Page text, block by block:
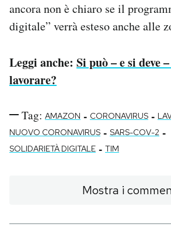
ancora non è chiaro se il
digitale” verrà esteso anche alle
Leggi anche: Si può – e si deve
lavorare?
Tag: AMAZON - CORONAVIRUS -
NUOVO CORONAVIRUS - SARS-COV-2 -
SOLIDARIETÀ DIGITALE - TIM
Mostra i